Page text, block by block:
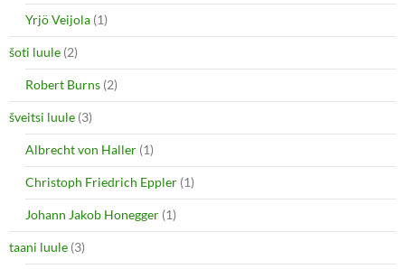
Yrjö Veijola (1)
šoti luule (2)
Robert Burns (2)
šveitsi luule (3)
Albrecht von Haller (1)
Christoph Friedrich Eppler (1)
Johann Jakob Honegger (1)
taani luule (3)